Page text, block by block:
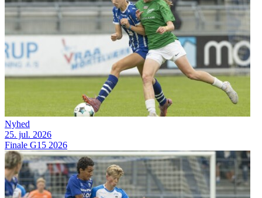
Nyhed
25. jul. 2026
Finale G15 2026